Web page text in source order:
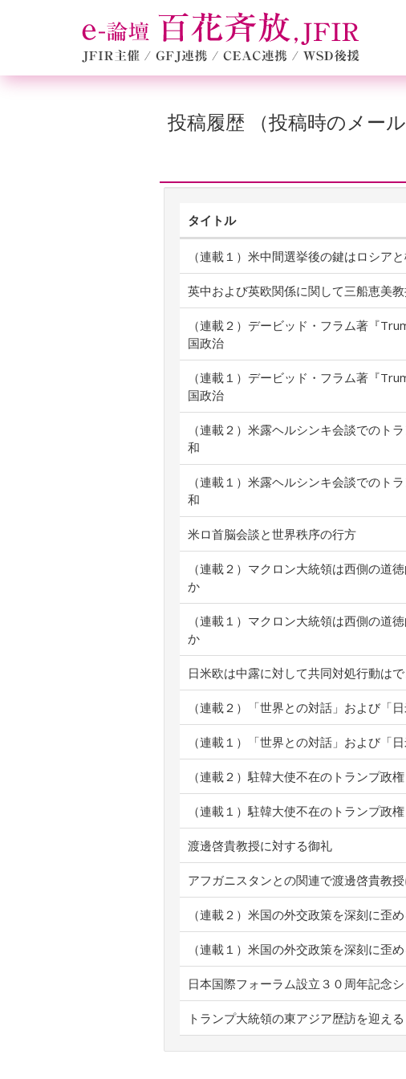
投稿履歴 （投稿時のメー
タイトル
（連載１）米中間選挙後の鍵はロシア
英中および英欧関係に関して三船恵美
（連載２）デービッド・フラム著『
国政治
（連載１）デービッド・フラム著『
国政治
（連載２）米露ヘルシンキ会談でのト
和
（連載１）米露ヘルシンキ会談でのト
和
米ロ首脳会談と世界秩序の行方
（連載２）マクロン大統領は西側の道
か
（連載１）マクロン大統領は西側の道
か
日米欧は中露に対して共同対処行動は
（連載２）「世界との対話」および「
（連載１）「世界との対話」および「
（連載２）駐韓大使不在のトランプ政
（連載１）駐韓大使不在のトランプ政
渡邊啓貴教授に対する御礼
アフガニスタンとの関連で渡邊啓貴教
（連載２）米国の外交政策を深刻に歪
（連載１）米国の外交政策を深刻に歪
日本国際フォーラム設立３０周年記念
トランプ大統領の東アジア歴訪を迎え